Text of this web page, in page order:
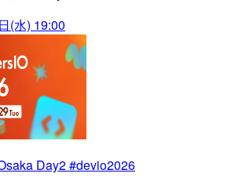
(水) 19:00
Day2 #devio2026